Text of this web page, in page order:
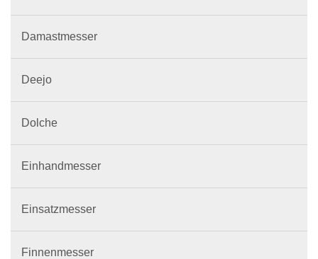
Damastmesser
Deejo
Dolche
Einhandmesser
Einsatzmesser
Finnenmesser